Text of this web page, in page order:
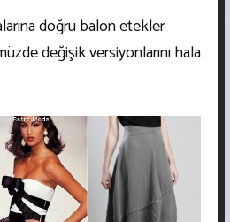
doğru balon etekler
değişik versiyonlarını hala